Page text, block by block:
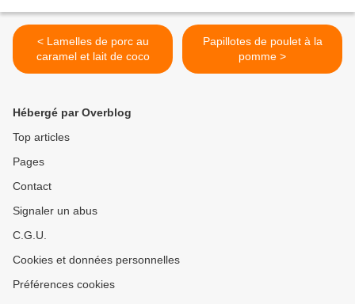
< Lamelles de porc au
caramel et lait de coco
Papillotes de poulet à la
pomme >
Hébergé par Overblog
Top articles
Pages
Contact
Signaler un abus
C.G.U.
Cookies et données personnelles
Préférences cookies